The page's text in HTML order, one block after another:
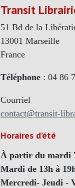
Transit
51 Bd de la
13001 Marseille
France
Téléphone: 04 86
Courriel
contact@transit-
Horaires d’été
À partir du mardi
Mardi de 13h à
Mercredi- Jeudi -